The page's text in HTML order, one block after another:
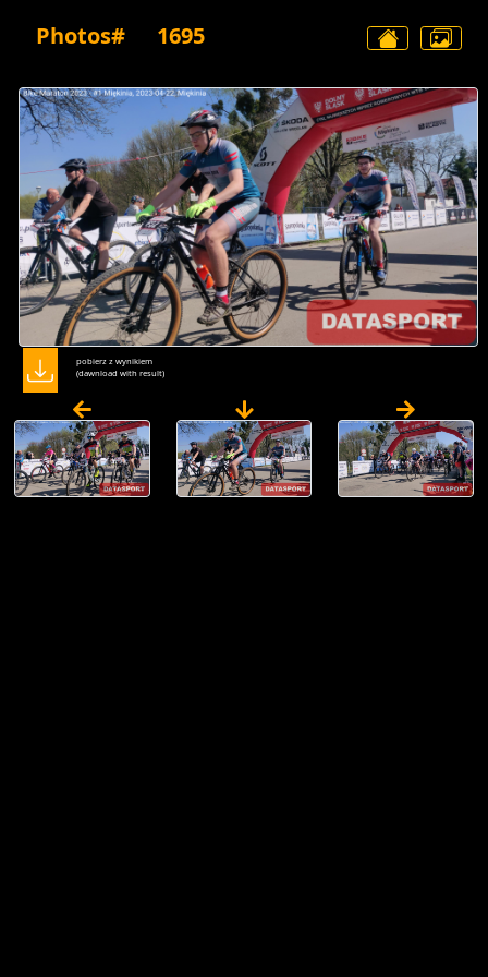
Photos# 1695
pobierz z wynikiem
(dawnload with result)